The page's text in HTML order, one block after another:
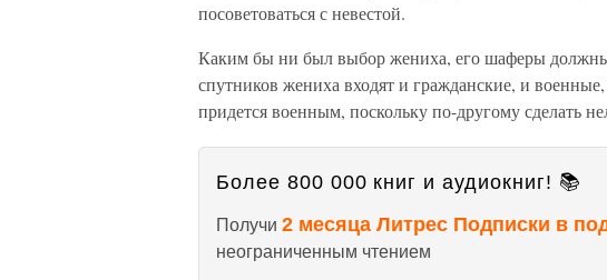
посоветоваться с невестой.
Каким бы ни был выбор жениха, его шаферы
спутников жениха входят и гражданские, и военные,
придется военным, поскольку по-другому сделать
Более 800 000 книг и аудиокниг! 📚
Получи 2 месяца Литрес Подписки в
неограниченным чтением